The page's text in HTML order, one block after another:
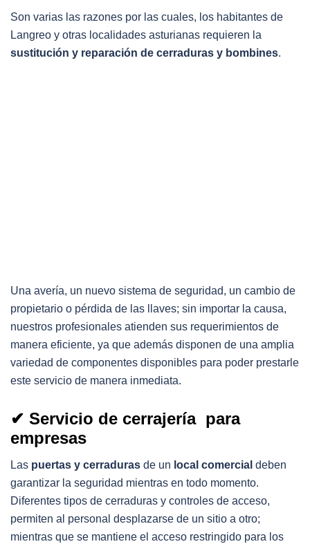
Son varias las razones por las cuales, los habitantes de
Langreo y otras localidades asturianas requieren la
sustitución y reparación de cerraduras y bombines.
Una avería, un nuevo sistema de seguridad, un cambio de
propietario o pérdida de las llaves; sin importar la causa,
nuestros profesionales atienden sus requerimientos de
manera eficiente, ya que además disponen de una amplia
variedad de componentes disponibles para poder prestarle
este servicio de manera inmediata.
✔ Servicio de cerrajería para
empresas
Las puertas y cerraduras de un local comercial deben
garantizar la seguridad mientras en todo momento.
Diferentes tipos de cerraduras y controles de acceso,
permiten al personal desplazarse de un sitio a otro;
mientras que se mantiene el acceso restringido para los